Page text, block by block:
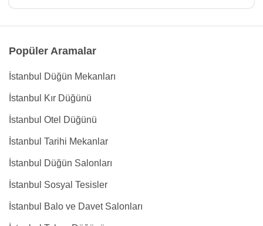
Popüler Aramalar
İstanbul Düğün Mekanları
İstanbul Kır Düğünü
İstanbul Otel Düğünü
İstanbul Tarihi Mekanlar
İstanbul Düğün Salonları
İstanbul Sosyal Tesisler
İstanbul Balo ve Davet Salonları